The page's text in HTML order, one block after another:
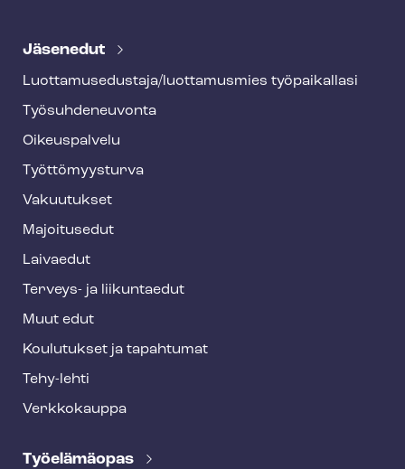
e
f
o
o
t
e
Jäsenedut
Luot­ta­muse­dus­ta­ja/luottamusmies työpaikallasi
Työ­suh­de­neu­von­ta
Oikeuspalvelu
Työt­tö­myys­tur­va
Vakuutukset
Majoitusedut
Laivaedut
Terveys- ja liikuntaedut
Muut edut
Koulutukset ja tapahtumat
Tehy-lehti
Verkkokauppa
Työelämäopas